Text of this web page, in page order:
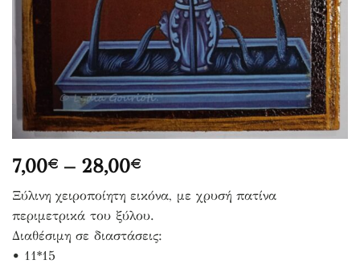
7,00€ – 28,00€Price
range:
7,00€
through
28,00€
Ξύλινη χειροποίητη εικόνα, με χρυσή πατίνα
περιμετρικά του ξύλου.
Διαθέσιμη σε διαστάσεις:
• 11*15